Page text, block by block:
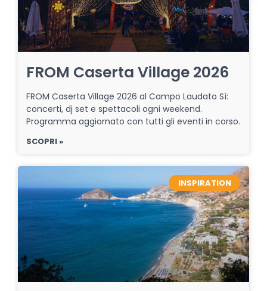
FROM Caserta Village 2026
FROM Caserta Village 2026 al Campo Laudato Sì:
concerti, dj set e spettacoli ogni weekend.
Programma aggiornato con tutti gli eventi in corso.
SCOPRI »
INSPIRATION